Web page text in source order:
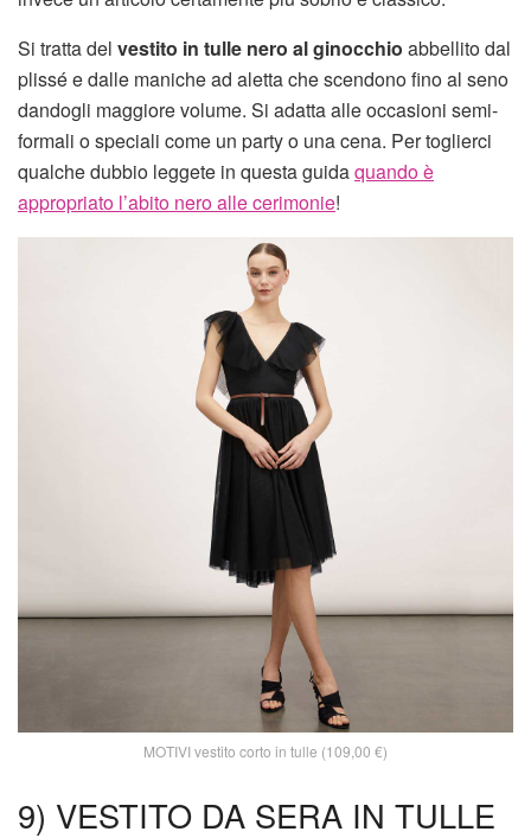
Si tratta del vestito in tulle nero al ginocchio abbellito dal
plissé e dalle maniche ad aletta che scendono fino al seno
dandogli maggiore volume. Si adatta alle occasioni semi-
formali o speciali come un party o una cena. Per toglierci
qualche dubbio leggete in questa guidaquando è
appropriato l’abito nero alle cerimonie!
MOTIVI vestito corto in tulle (109,00 €)
9) VESTITO DA SERA IN TULLE